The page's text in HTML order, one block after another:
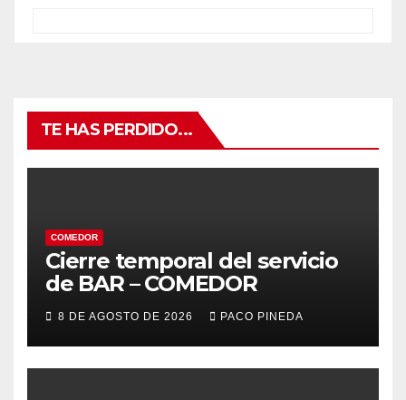
TE HAS PERDIDO...
COMEDOR
Cierre temporal del servicio
de BAR – COMEDOR
8 DE AGOSTO DE 2026 PACO PINEDA